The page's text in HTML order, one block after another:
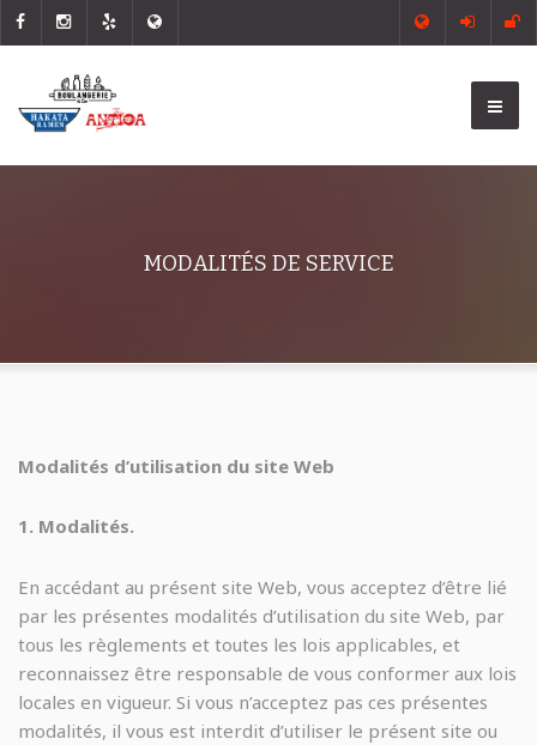
MODALITÉS DE SERVICE
Modalités d’utilisation du site Web
1. Modalités.
En accédant au présent site Web, vous acceptez d’être lié
par les présentes modalités d’utilisation du site Web, par
tous les règlements et toutes les lois applicables, et
reconnaissez être responsable de vous conformer aux lois
locales en vigueur. Si vous n’acceptez pas ces présentes
modalités, il vous est interdit d’utiliser le présent site ou